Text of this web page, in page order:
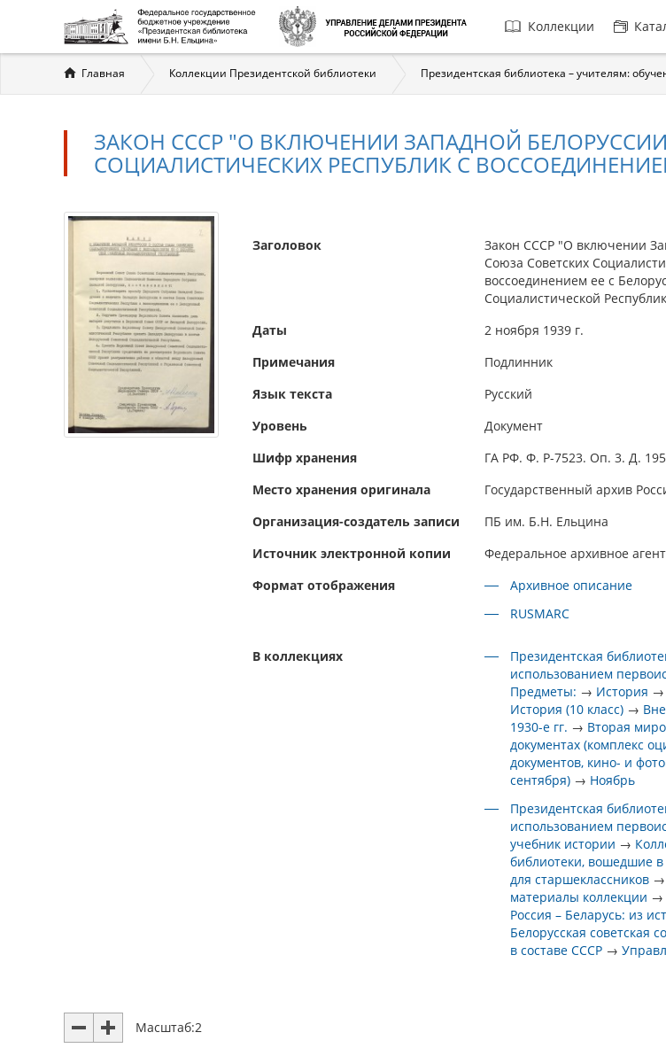
Главная
навигация
Коллекции
Вы
здесь
Главная Коллекции Президентской библиотеки Президентская библиотека – учителям:
ЗАКОН СССР "О ВКЛЮЧЕНИИ ЗАПАДНОЙ
СОЦИАЛИСТИЧЕСКИХ РЕСПУБЛИК С
Заголовок
Закон СССР "О включении
Союза Советских
воссоединением ее с
Социалистической
Даты
2 ноября 1939 г.
Примечания
Подлинник
Язык текста
Русский
Уровень
Документ
Шифр хранения
ГА РФ. Ф. Р-7523. Оп. 3. Д.
Место хранения оригинала
Государственный архив
Организация-создатель записи
ПБ им. Б.Н. Ельцина
Источник электронной копии
Федеральное архивное
Формат отображения
Архивное описание
RUSMARC
В коллекциях
Президентская
использованием
Предметы: → История →
История (10 класс) →
1930-е гг. → Вторая
документах (комплекс
документов, кино- и
сентября) → Ноябрь
Президентская
использованием
учебник истории →
библиотеки, вошедшие
для старшеклассников →
материалы коллекции →
Россия – Беларусь: из
Белорусская советская
в составе СССР →
Масштаб:2